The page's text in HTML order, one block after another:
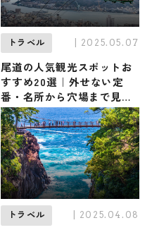
トラベル | 2025.05.07
尾道の人気観光スポットお
すすめ20選｜外せない定
番・名所から穴場まで見ど
ころ満載の観光地を紹介
トラベル | 2025.04.08